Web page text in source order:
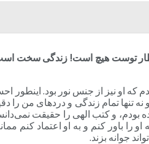
توست هیچ است! زندگی سخت است
او نیز از جنس نور بود. اینطور
تمام زندگی و دردهای من را
بودم، و کتب الهی را حقیقت
را باور کنم و به او اعتماد
جوانه بزند.